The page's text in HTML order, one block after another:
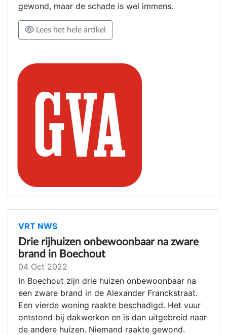
gewond, maar de schade is wel immens.
Lees het hele artikel
VRT NWS
Drie rijhuizen onbewoonbaar na zware
brand in Boechout
04 Oct 2022
In Boechout zijn drie huizen onbewoonbaar na
een zware brand in de Alexander Franckstraat.
Een vierde woning raakte beschadigd. Het vuur
ontstond bij dakwerken en is dan uitgebreid naar
de andere huizen. Niemand raakte gewond.